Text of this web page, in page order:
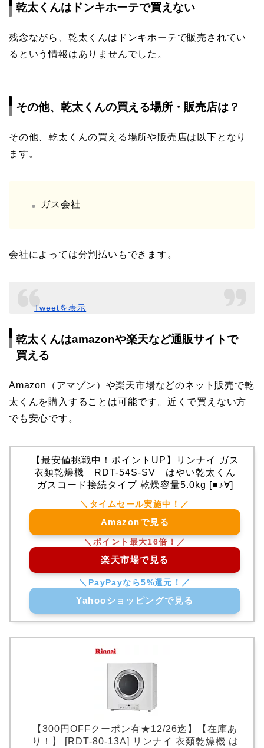
乾太くんはドンキホーテで買えない
残念ながら、乾太くんはドンキホーテで販売されてい
るという情報はありませんでした。
その他、乾太くんの買える場所・販売店は？
その他、乾太くんの買える場所や販売店は以下となり
ます。
ガス会社
会社によっては分割払いもできます。
Tweetを表示
乾太くんはamazonや楽天など通販サイトで
買える
Amazon（アマゾン）や楽天市場などのネット販売で乾
太くんを購入することは可能です。近くで買えない方
でも安心です。
【最安値挑戦中！ポイントUP】リンナイ ガス
衣類乾燥機 RDT-54S-SV はやい乾太くん
ガスコード接続タイプ 乾燥容量5.0kg [■♪∀]
Amazonで見る
楽天市場で見る
Yahooショッピングで見る
【300円OFFクーポン有★12/26迄】【在庫あ
り！】 [RDT-80-13A] リンナイ 衣類乾燥機 は